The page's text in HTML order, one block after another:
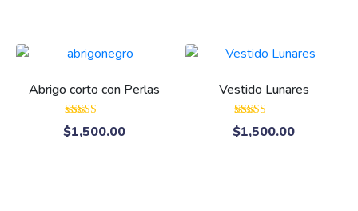
Abrigo corto con Perlas
Valorado con
5.00
$1,500.00
Vestido Lunares
Valorado con
5.00
$1,500.00